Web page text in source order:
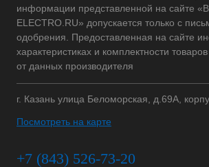
информации представленной на сайте
ELECTRO.RU» допускается только с
одобрения. Предоставленная на сайте
характеристиках и комплектности
от данных производителя
г. Казань улица Беломорская, д.69А,
Посмотреть на карте
+7 (843) 526-73-20